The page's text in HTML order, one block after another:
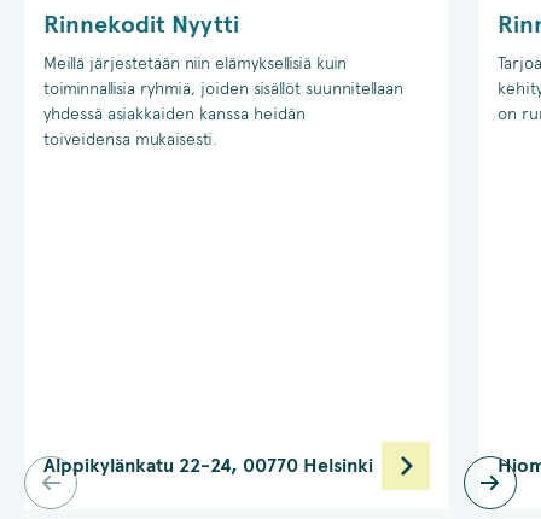
Rinnekodit Nyytti
Meillä järjestetään niin elämyksellisiä kuin
toiminnallisia ryhmiä, joiden sisällöt suunnitellaan
yhdessä asiakkaiden kanssa heidän
toiveidensa mukaisesti.
Alppikylänkatu 22-24, 00770 Helsinki
on